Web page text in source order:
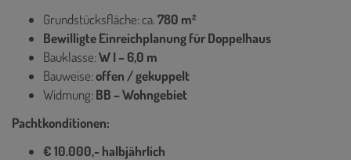
Grundstücksfläche: ca.780 m²
Bewilligte Einreichplanung für Doppelhaus
Bauklasse:W I – 6,0 m
Bauweise:offen / gekuppelt
Widmung:BB – Wohngebiet
Pachtkonditionen:
€ 10.000,- halbjährlich